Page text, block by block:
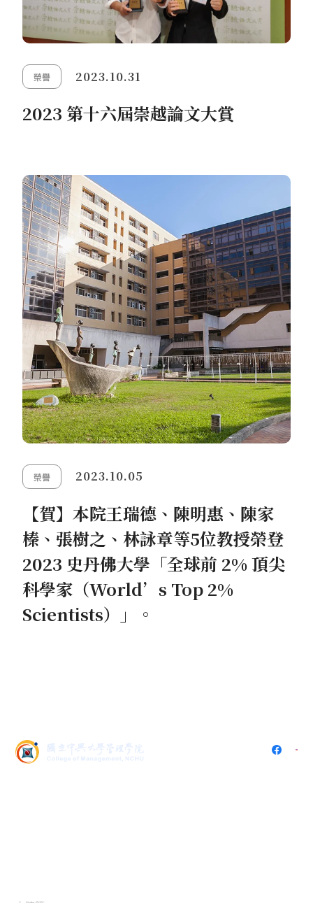
榮譽 2023.10.31
2023 第十六屆崇越論文大賞
榮譽 2023.10.05
【賀】本院王瑞德、陳明惠、陳家
榛、張樹之、林詠章等5位教授榮登
2023 史丹佛大學「全球前 2% 頂尖
科學家（World’s Top 2%
Scientists）」。